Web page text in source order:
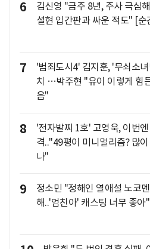
6
김신영 "금주 8년, 주사 극심
설현 입간판과 싸운 적도" [순
7
'범죄도시4' 김지훈, '무쇠소
치 …박주현 "유이 이렇게 힘
음"
8
'전자발찌 1호' 고영욱, 이번
격.."49평이 미니멀리즘? 많
나"
9
정소민 "정해인 열애설 노코멘
해..'엄친아' 캐스팅 너무 좋아